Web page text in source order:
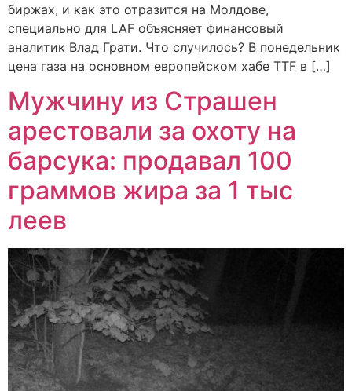
биржах, и как это отразится на Молдове,
специально для LAF объясняет финансовый
аналитик Влад Грати. Что случилось? В понедельник
цена газа на основном европейском хабе TTF в […]
Мужчину из Страшен
арестовали за охоту на
барсука: продавал 100
граммов жира за 1 тыс
леев